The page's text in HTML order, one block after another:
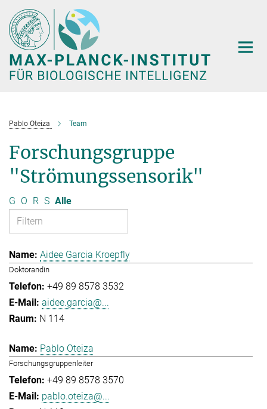
Hauptinhalt
Pablo Oteiza Team
Forschungsgruppe
"Strömungssensorik"
G O R S Alle
Aidee Garcia Kroepfly
Doktorandin
+49 89 8578 3532
aidee.garcia@...
N 114
Pablo Oteiza
Forschungsgruppenleiter
+49 89 8578 3570
pablo.oteiza@...